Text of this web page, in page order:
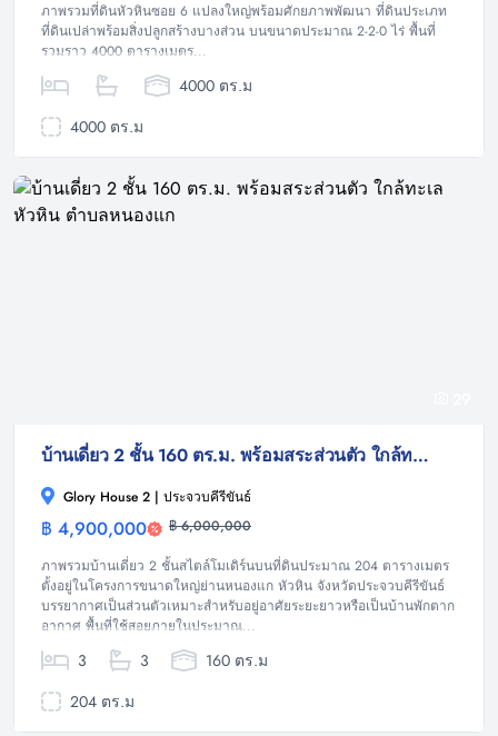
ภาพรวมที่ดินหัวหินซอย 6 แปลงใหญ่พร้อมศักยภาพพัฒนา ที่ดินประเภท
ที่ดินเปล่าพร้อมสิ่งปลูกสร้างบางส่วน บนขนาดประมาณ 2-2-0 ไร่ พื้นที่
รวมราว 4000 ตารางเมตร...
4000 ตร.ม
4000 ตร.ม
บ้านเดี่ยว 2 ชั้น 160 ตร.ม. พร้อมสระส่วนตัว ใกล้ทะเลหัวหิน ตำบลหนองแก
Glory House 2 | ประจวบคีรีขันธ์
฿ 4,900,000 ฿ 6,000,000
ภาพรวมบ้านเดี่ยว 2 ชั้นสไตล์โมเดิร์นบนที่ดินประมาณ 204 ตารางเมตร
ตั้งอยู่ในโครงการขนาดใหญ่ย่านหนองแก หัวหิน จังหวัดประจวบคีรีขันธ์
บรรยากาศเป็นส่วนตัวเหมาะสำหรับอยู่อาศัยระยะยาวหรือเป็นบ้านพักตาก
อากาศ พื้นที่ใช้สอยภายในประมาณ...
3 3
160 ตร.ม
204 ตร.ม